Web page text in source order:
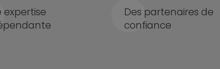
expertise
Des partenaires de
confiance